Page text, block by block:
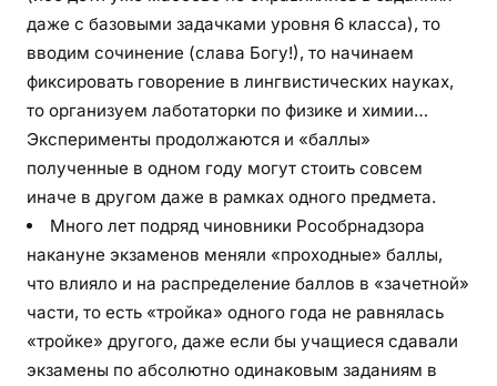
даже с базовыми задачками уровня 6 класса), то
вводим сочинение (слава Богу!), то начинаем
фиксировать говорение в лингвистических науках,
то организуем лаботаторки по физике и химии…
Эксперименты продолжаются и «баллы»
полученные в одном году могут стоить совсем
иначе в другом даже в рамках одного предмета.
Много лет подряд чиновники Рособрнадзора
накануне экзаменов меняли «проходные» баллы,
что влияло и на распределение баллов в «зачетной»
части, то есть «тройка» одного года не равнялась
«тройке» другого, даже если бы учащиеся сдавали
экзамены по абсолютно одинаковым заданиям в